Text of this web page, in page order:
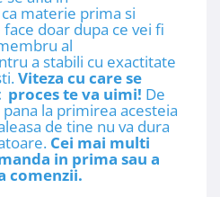
materie prima si
doar dupa ce vei fi
al
a stabili cu exactitate
Viteza cu care se
te va uimi! De
la primirea acesteia
de tine nu va dura
Cei mai multi
in prima sau a
comenzii.